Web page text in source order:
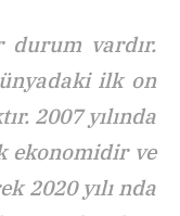
vardır.
ilk on
2007 yılında
ekonomidir ve
2020 yılı nda